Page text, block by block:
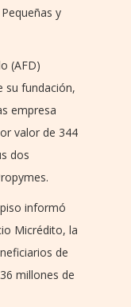
y
(AFD)
su fundación,
empresa
valor de 344
dos
informó
Micrédito, la
de
millones de